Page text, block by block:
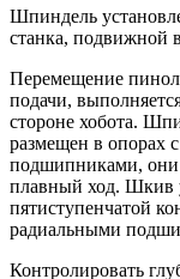
Шпиндель
станка, подвижной
Перемещение
подачи,
стороне хобота.
размещен в опорах
подшипниками, они
плавный ход. Шкив
пятиступенчатой
радиальными
Контролировать